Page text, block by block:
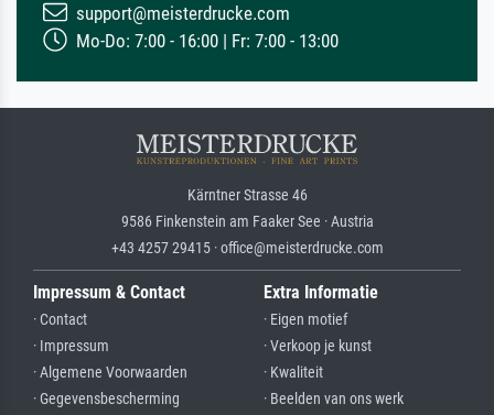
support@meisterdrucke.com
Mo-Do: 7:00 - 16:00 | Fr: 7:00 - 13:00
Kärntner Strasse 46
9586 Finkenstein am Faaker See · Austria
+43 4257 29415 · office@meisterdrucke.com
Impressum & Contact
· Contact
· Impressum
· Algemene Voorwaarden
· Gegevensbescherming
Extra Informatie
· Eigen motief
· Verkoop je kunst
· Kwaliteit
· Beelden van ons werk